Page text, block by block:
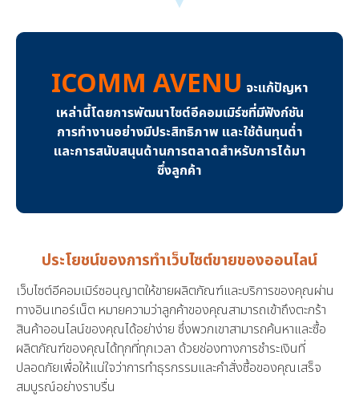
ICOMM AVENU จะแก้ปัญหา
เหล่านี้โดยการพัฒนาไซต์อีคอมเมิร์ซที่มีฟังก์ชัน
การทำงานอย่างมีประสิทธิภาพ และใช้ต้นทุนต่ำ
และการสนับสนุนด้านการตลาดสำหรับการได้มา
ซึ่งลูกค้า
ประโยชน์ของการทำเว็บไซต์ขายของออนไลน์
เว็บไซต์อีคอมเมิร์ซอนุญาตให้ขายผลิตภัณฑ์และบริการของคุณผ่าน
ทางอินเทอร์เน็ต หมายความว่าลูกค้าของคุณสามารถเข้าถึงตะกร้า
สินค้าออนไลน์ของคุณได้อย่าง่าย ซึ่งพวกเขาสามารถค้นหาและซื้อ
ผลิตภัณฑ์ของคุณได้ทุกที่ทุกเวลา ด้วยช่องทางการชำระเงินที่
ปลอดภัยเพื่อให้แน่ใจว่าการทำธุรกรรมและคำสั่งซื้อของคุณเสร็จ
สมบูรณ์อย่างราบรื่น